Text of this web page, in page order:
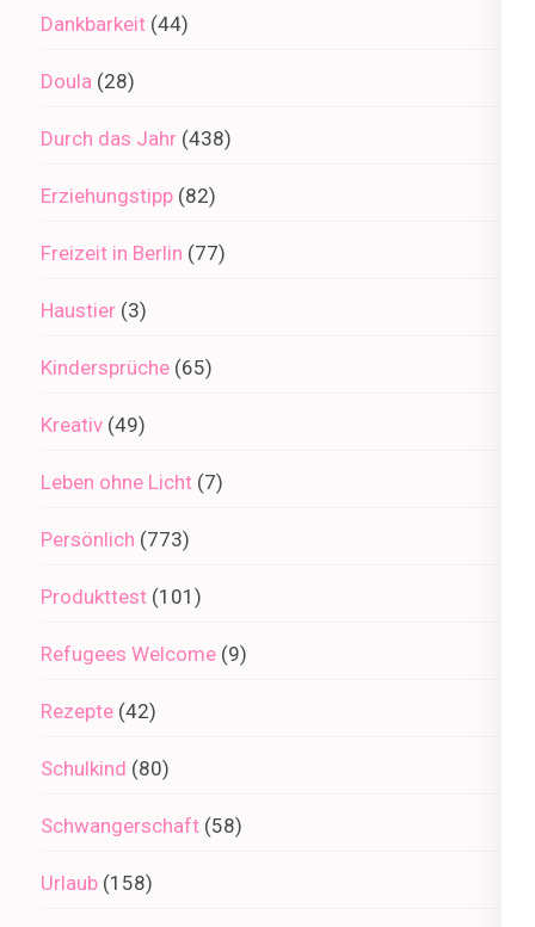
Dankbarkeit (44)
Doula (28)
Durch das Jahr (438)
Erziehungstipp (82)
Freizeit in Berlin (77)
Haustier (3)
Kindersprüche (65)
Kreativ (49)
Leben ohne Licht (7)
Persönlich (773)
Produkttest (101)
Refugees Welcome (9)
Rezepte (42)
Schulkind (80)
Schwangerschaft (58)
Urlaub (158)